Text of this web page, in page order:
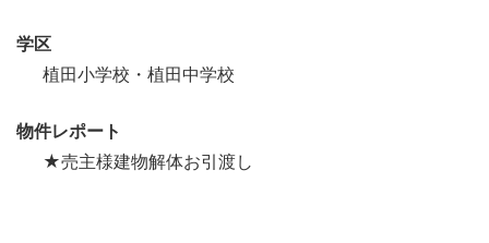
学区
植田小学校・植田中学校
物件レポート
★売主様建物解体お引渡し